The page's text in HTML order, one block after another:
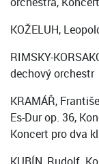
KOŽELUH,
RIMSKY-
dechový orchestr
KRAMÁŘ,
Es-Dur op. 36,
Koncert pro dva